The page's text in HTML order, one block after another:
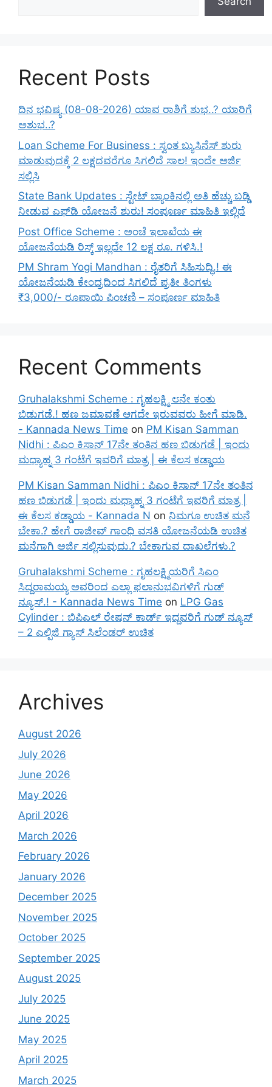
Recent Posts
ದಿನ ಭವಿಷ್ಯ (08-08-2026) ಯಾವ ರಾಶಿಗೆ ಶುಭ..? ಯಾರಿಗೆ
ಅಶುಭ..?
Loan Scheme For Business : ಸ್ವಂತ ಬ್ಯುಸಿನೆಸ್ ಶುರು
ಮಾಡುವುದಕ್ಕೆ 2 ಲಕ್ಷದವರೆಗೂ ಸಿಗಲಿದೆ ಸಾಲ! ಇಂದೇ ಅರ್ಜಿ
ಸಲ್ಲಿಸಿ
State Bank Updates : ಸ್ಟೇಟ್ ಬ್ಯಾಂಕಿನಲ್ಲಿ ಅತಿ ಹೆಚ್ಚು ಬಡ್ಡಿ
ನೀಡುವ ಎಫ್‌ಡಿ ಯೋಜನೆ ಶುರು! ಸಂಪೂರ್ಣ ಮಾಹಿತಿ ಇಲ್ಲಿದೆ
Post Office Scheme : ಅಂಚೆ ಇಲಾಖೆಯ ಈ
ಯೋಜನೆಯಡಿ ರಿಸ್ಕ್‌ ಇಲ್ಲದೇ 12 ಲಕ್ಷ ರೂ. ಗಳಿಸಿ.!
PM Shram Yogi Mandhan : ರೈತರಿಗೆ ಸಿಹಿಸುದ್ಧಿ.! ಈ
ಯೋಜನೆಯಡಿ ಕೇಂದ್ರದಿಂದ ಸಿಗಲಿದೆ ಪ್ರತೀ ತಿಂಗಳು
₹3,000/- ರೂಪಾಯಿ ಪಿಂಚಣಿ – ಸಂಪೂರ್ಣ ಮಾಹಿತಿ
Recent Comments
Gruhalakshmi Scheme : ಗೃಹಲಕ್ಷ್ಮಿ ೮ನೇ ಕಂತು
ಬಿಡುಗಡೆ.! ಹಣ ಜಮಾವಣೆ ಆಗದೇ ಇರುವವರು ಹೀಗೆ ಮಾಡಿ.
- Kannada News Time on PM Kisan Samman
Nidhi : ಪಿಎಂ ಕಿಸಾನ್ 17ನೇ ತಂತಿನ ಹಣ ಬಿಡುಗಡೆ | ಇಂದು
ಮಧ್ಯಾಹ್ನ 3 ಗಂಟೆಗೆ ಇವರಿಗೆ ಮಾತ್ರ | ಈ ಕೆಲಸ ಕಡ್ಡಾಯ
PM Kisan Samman Nidhi : ಪಿಎಂ ಕಿಸಾನ್ 17ನೇ ತಂತಿನ
ಹಣ ಬಿಡುಗಡೆ | ಇಂದು ಮಧ್ಯಾಹ್ನ 3 ಗಂಟೆಗೆ ಇವರಿಗೆ ಮಾತ್ರ |
ಈ ಕೆಲಸ ಕಡ್ಡಾಯ - Kannada N on ನಿಮಗೂ ಉಚಿತ ಮನೆ
ಬೇಕಾ.? ಹೇಗೆ ರಾಜೀವ್ ಗಾಂಧಿ ವಸತಿ ಯೋಜನೆಯಡಿ ಉಚಿತ
ಮನೆಗಾಗಿ ಅರ್ಜಿ ಸಲ್ಲಿಸುವುದು.? ಬೇಕಾಗುವ ದಾಖಲೆಗಳು.?
Gruhalakshmi Scheme : ಗೃಹಲಕ್ಷ್ಮಿಯರಿಗೆ ಸಿಎಂ
ಸಿದ್ದರಾಮಯ್ಯ ಅವರಿಂದ ಎಲ್ಲಾ ಫಲಾನುಭವಿಗಳಿಗೆ ಗುಡ್
ನ್ಯೂಸ್.! - Kannada News Time on LPG Gas
Cylinder : ಬಿಪಿಎಲ್ ರೇಷನ್ ಕಾರ್ಡ್ ಇದ್ದವರಿಗೆ ಗುಡ್ ನ್ಯೂಸ್
– 2 ಎಲ್ಪಿಜಿ ಗ್ಯಾಸ್ ಸಿಲೆಂಡರ್ ಉಚಿತ
Archives
August 2026
July 2026
June 2026
May 2026
April 2026
March 2026
February 2026
January 2026
December 2025
November 2025
October 2025
September 2025
August 2025
July 2025
June 2025
May 2025
April 2025
March 2025